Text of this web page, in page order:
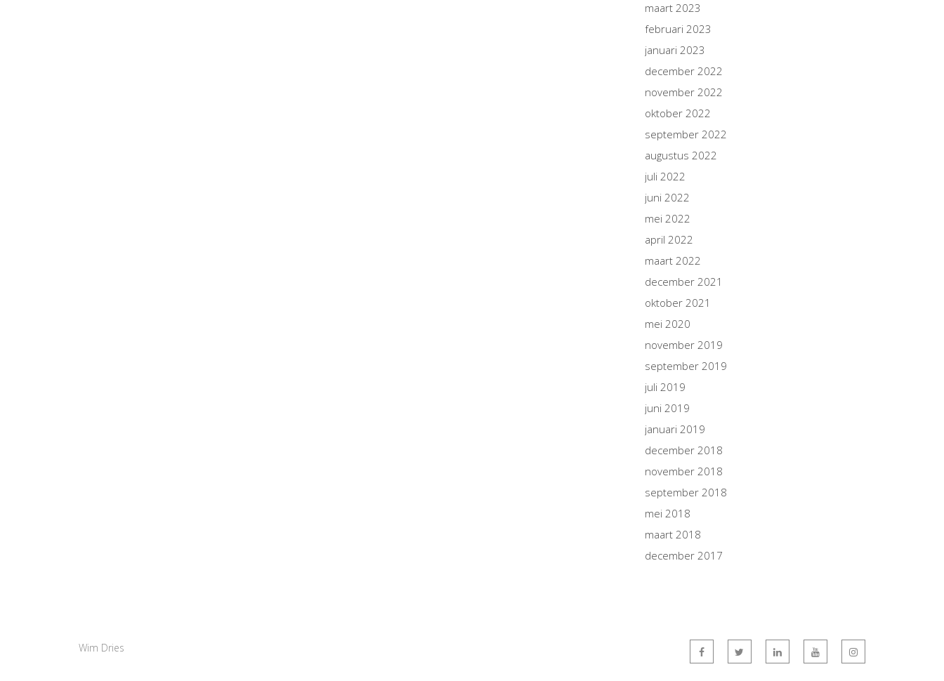
maart 2023
februari 2023
januari 2023
december 2022
november 2022
oktober 2022
september 2022
augustus 2022
juli 2022
juni 2022
mei 2022
april 2022
maart 2022
december 2021
oktober 2021
mei 2020
november 2019
september 2019
juli 2019
juni 2019
januari 2019
december 2018
november 2018
september 2018
mei 2018
maart 2018
december 2017
Wim Dries